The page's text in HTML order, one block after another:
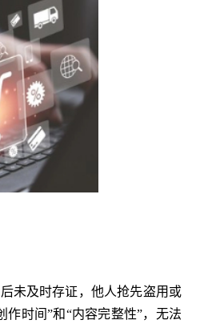
未及时存证，他人抢先盗用或
时间”和“内容完整性”，无法